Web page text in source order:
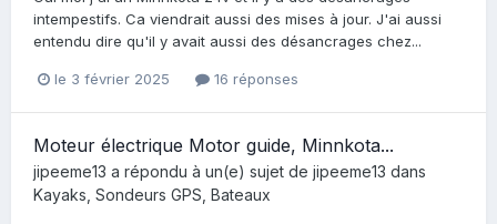
intempestifs. Ca viendrait aussi des mises à jour. J'ai aussi
entendu dire qu'il y avait aussi des désancrages chez...
le 3 février 2025 16 réponses
Moteur électrique Motor guide, Minnkota...
jipeeme13 a répondu à un(e) sujet de jipeeme13 dans
Kayaks, Sondeurs GPS, Bateaux